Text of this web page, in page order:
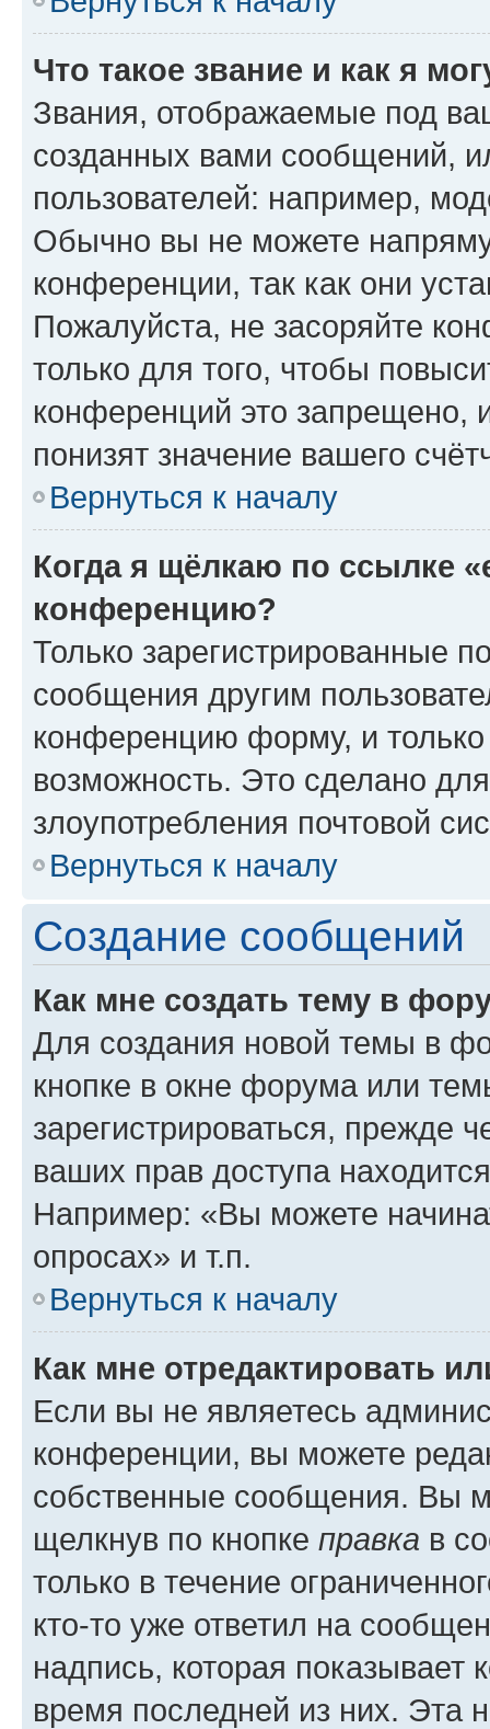
Что такое звание и как я
Звания, отображаемые под
созданных вами сообщений,
пользователей: например,
Обычно вы не можете
конференции, так как они
Пожалуйста, не засоряйте
только для того, чтобы
конференций это запрещено,
понизят значение вашего
Вернуться к началу
Когда я щёлкаю по ссылке
конференцию?
Только зарегистрированные
сообщения другим
конференцию форму, и
возможность. Это сделано
злоупотребления почтовой
Вернуться к началу
Создание сообщений
Как мне создать тему в
Для создания новой темы в
кнопке в окне форума или
зарегистрироваться, прежде
ваших прав доступа
Например: «Вы можете
опросах» и т.п.
Вернуться к началу
Как мне отредактировать
Если вы не являетесь
конференции, вы можете
собственные сообщения. Вы
щелкнув по кнопке правка в
только в течение
кто-то уже ответил на
надпись, которая показывает
время последней из них. Эта